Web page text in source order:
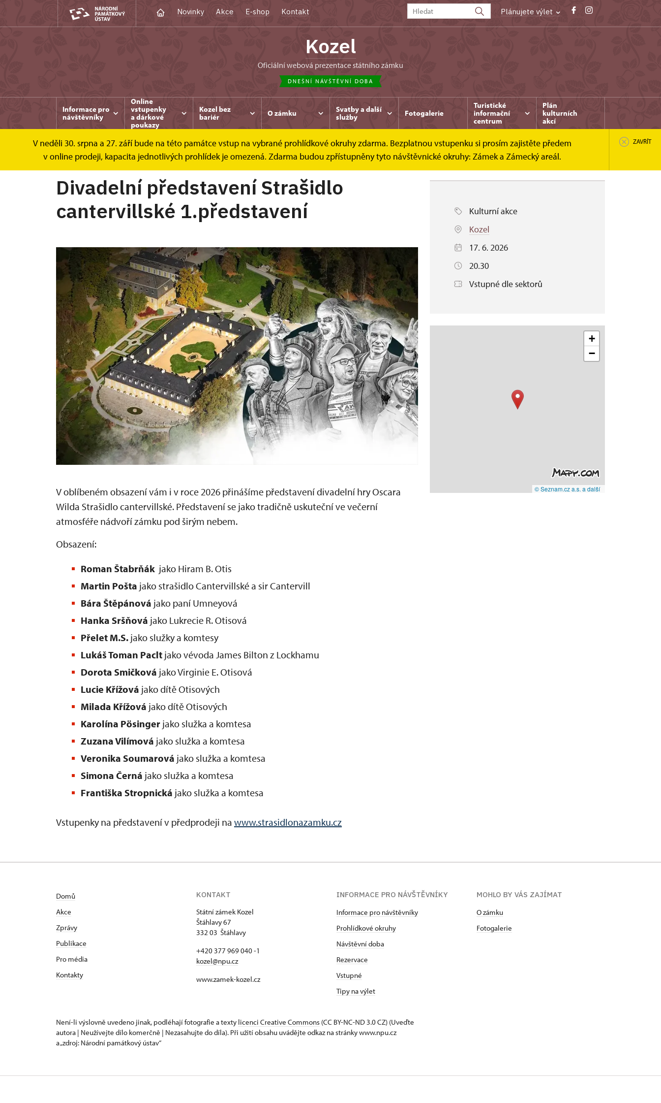
Novinky Akce E-shop Kontakt Plánujete výlet
Kozel
oficiální webová prezentace státního zámku
DNEŠNÍ NÁVŠTĚVNÍ DOBA
Informace pro
návštěvníky
Online
vstupenky
a dárkové
poukazy
Kozel bez
bariér
O zámku
Svatby a další
služby
Fotogalerie
Turistické
informační
centrum
Plán
kulturních
akcí
V neděli 30. srpna a 27. září bude na této památce vstup na vybrané prohlídkové okruhy zdarma. Bezplatnou vstupenku si prosím zajistěte předem
v online prodeji, kapacita jednotlivých prohlídek je omezená. Zdarma budou zpřístupněny tyto návštěvnické okruhy: Zámek a Zámecký areál.
ZAVŘÍT
Kozel Akce Divadelní představení Strašidlo...
Divadelní představení Strašidlo
cantervillské 1.představení
V oblíbeném obsazení vám i v roce 2026 přinášíme představení divadelní hry Oscara
Wilda Strašidlo cantervillské. Představení se jako tradičně uskuteční ve večerní
atmosféře nádvoří zámku pod širým nebem.
Obsazení:
Roman Štabrňák jako Hiram B. Otis
Martin Pošta jako strašidlo Cantervillské a sir Cantervill
Bára Štěpánová jako paní Umneyová
Hanka Sršňová jako Lukrecie R. Otisová
Přelet M.S. jako služky a komtesy
Lukáš Toman Paclt jako vévoda James Bilton z Lockhamu
Dorota Smičková jako Virginie E. Otisová
Lucie Křížová jako dítě Otisových
Milada Křížová jako dítě Otisových
Karolína Pösinger jako služka a komtesa
Zuzana Vilímová jako služka a komtesa
Veronika Soumarová jako služka a komtesa
Simona Černá jako služka a komtesa
Františka Stropnická jako služka a komtesa
Vstupenky na představení v předprodeji na www.strasidlonazamku.cz
Kulturní akce
Kozel
17. 6. 2026
20.30
Vstupné dle sektorů
+
−
© Seznam.cz a.s. a další
Domů
Akce
Zprávy
Publikace
Pro média
Kontakty
KONTAKT
Státní zámek Kozel
Štáhlavy 67
332 03 Štáhlavy
+420 377 969 040 -1
kozel@npu.cz
www.zamek-kozel.cz
INFORMACE PRO NÁVŠTĚVNÍKY
Informace pro návštěvníky
Prohlídkové okruhy
Návštěvní doba
Rezervace
Vstupné
Tipy na výlet
MOHLO BY VÁS ZAJÍMAT
O zámku
Fotogalerie
Není-li výslovně uvedeno jinak, podléhají fotografie a texty licenci Creative Commons (CC BY-NC-ND 3.0 CZ) (Uveďte
autora | Neužívejte dílo komerčně | Nezasahujte do díla). Při užití obsahu uvádějte odkaz na stránky www.npu.cz
a „zdroj: Národní památkový ústav“